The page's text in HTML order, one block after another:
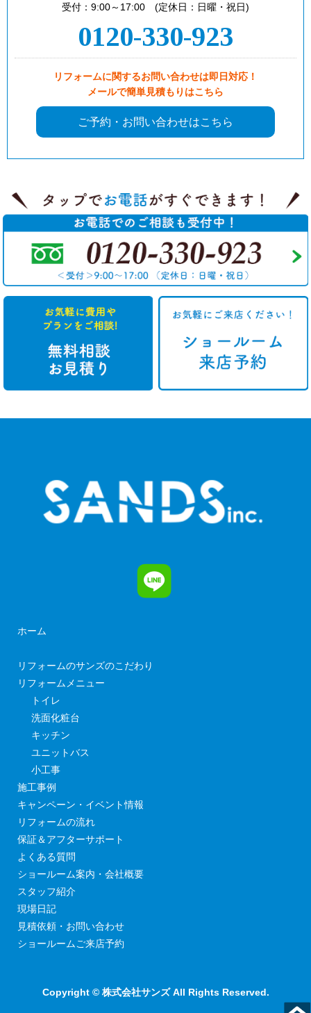
受付：9:00～17:00 (定休日：日曜・祝日)
0120-330-923
リフォームに関するお問い合わせは即日対応！
メールで簡単見積もりはこちら
ご予約・お問い合わせはこちら
ホーム
リフォームのサンズのこだわり
リフォームメニュー
トイレ
洗面化粧台
キッチン
ユニットバス
小工事
施工事例
キャンペーン・イベント情報
リフォームの流れ
保証＆アフターサポート
よくある質問
ショールーム案内・会社概要
スタッフ紹介
現場日記
見積依頼・お問い合わせ
ショールームご来店予約
Copyright © 株式会社サンズ All Rights Reserved.